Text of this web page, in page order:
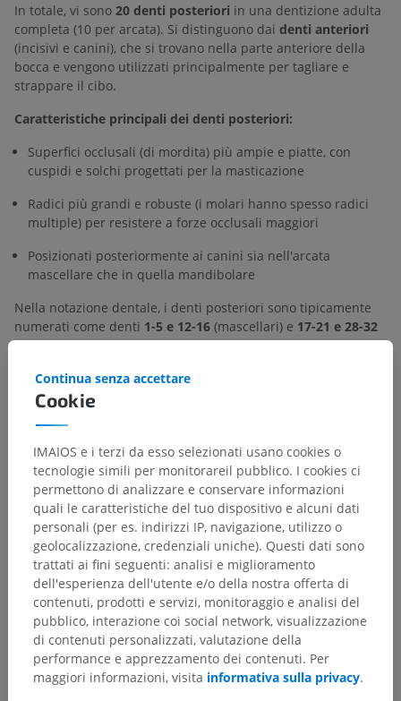
In totale, vi sono 20 denti posteriori in una dentizione adulta
completa (10 per arcata). Si distinguono dai denti anteriori
(incisivi e canini), che si trovano nella parte anteriore della
bocca e vengono utilizzati principalmente per tagliare e
strappare il cibo.
Caratteristiche principali dei denti posteriori:
Superfici occlusali (di mordita) più ampie e piatte, con
cuspidi e solchi progettati per la masticazione
Radici più grandi e robuste (i molari hanno spesso radici
multiple) per resistere a forze occlusali maggiori
Posizionati posteriormente ai canini sia nell'arcata
mascellare che in quella mandibolare
Nella notazione dentale, i denti posteriori sono tipicamente
numerati come denti 1-5 e 12-16 (mascellari) e 17-21 e 28-32
(mandibolari) nella numerazione universale.
Galleria
Cookie
Continua senza accettare
IMAIOS e i terzi da esso selezionati usano cookies o
tecnologie simili per monitorareil pubblico. I cookies ci
permettono di analizzare e conservare informazioni
quali le caratteristiche del tuo dispositivo e alcuni dati
personali (per es. indirizzi IP, navigazione, utilizzo o
geolocalizzazione, credenziali uniche). Questi dati sono
trattati ai fini seguenti: analisi e miglioramento
dell'esperienza dell'utente e/o della nostra offerta di
contenuti, prodotti e servizi, monitoraggio e analisi del
pubblico, interazione coi social network, visualizzazione
di contenuti personalizzati, valutazione della
performance e apprezzamento dei contenuti. Per
maggiori informazioni, visita informativa sulla privacy.